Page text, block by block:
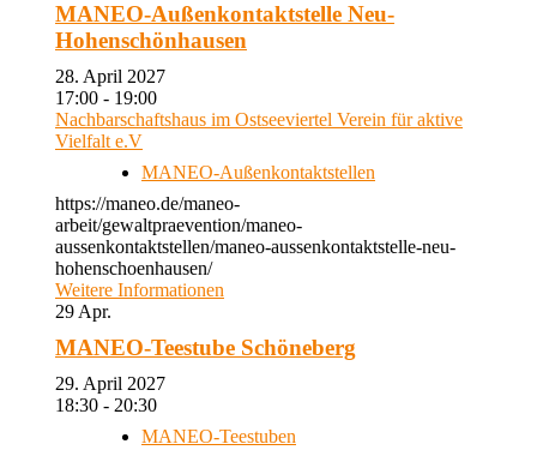
MANEO-Außenkontaktstelle Neu-
Hohenschönhausen
28. April 2027
17:00 - 19:00
Nachbarschaftshaus im Ostseeviertel Verein für aktive
Vielfalt e.V
MANEO-Außenkontaktstellen
https://maneo.de/maneo-
arbeit/gewaltpraevention/maneo-
aussenkontaktstellen/maneo-aussenkontaktstelle-neu-
hohenschoenhausen/
Weitere Informationen
29 Apr.
MANEO-Teestube Schöneberg
29. April 2027
18:30 - 20:30
MANEO-Teestuben